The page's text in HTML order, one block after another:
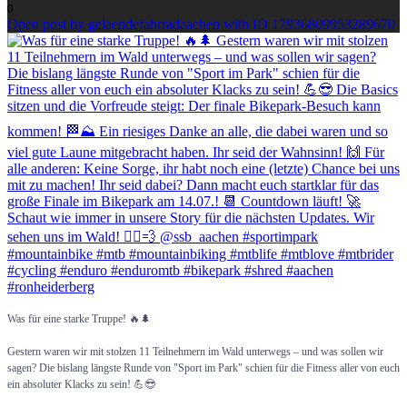
0
Open post by gelaendefahrradaachen with ID 17936809953289670
Was für eine starke Truppe! 🔥🌲
Gestern waren wir mit stolzen 11 Teilnehmern im Wald unterwegs – und was sollen wir
sagen? Die bislang längste Runde von "Sport im Park" schien für die Fitness aller von euch
ein absoluter Klacks zu sein! 💪😎